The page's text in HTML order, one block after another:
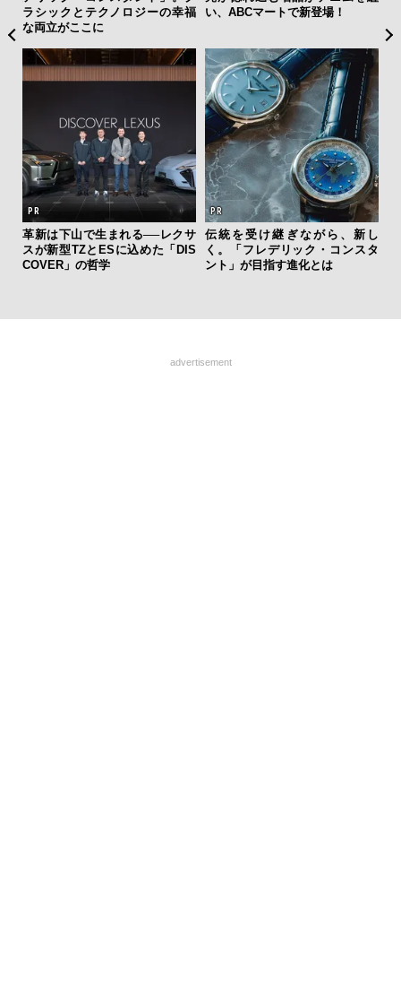
ラシックとテクノロジーの幸福
な両立がここに
い、ABCマートで新登場！
革新は下山で生まれる──レクサ
スが新型TZとESに込めた「DIS
COVER」の哲学
伝統を受け継ぎながら、新し
く。「フレデリック・コンスタ
ント」が目指す進化とは
y
advertisement